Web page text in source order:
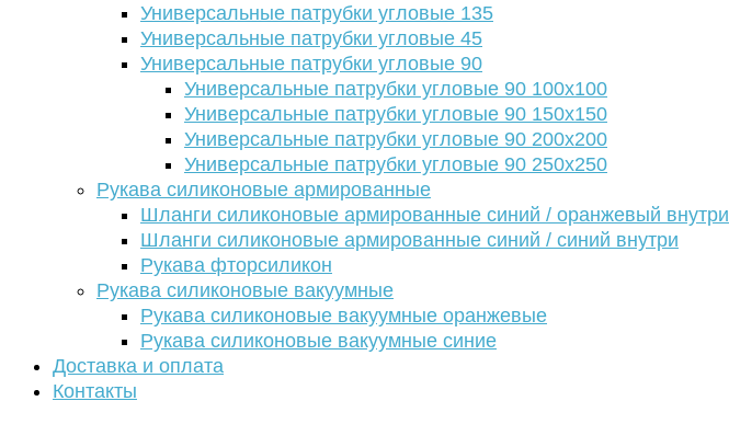
Универсальные патрубки угловые 135
Универсальные патрубки угловые 45
Универсальные патрубки угловые 90
Универсальные патрубки угловые 90 100х100
Универсальные патрубки угловые 90 150х150
Универсальные патрубки угловые 90 200х200
Универсальные патрубки угловые 90 250х250
Рукава силиконовые армированные
Шланги силиконовые армированные синий / оранжевый внутри
Шланги силиконовые армированные синий / синий внутри
Рукава фторсиликон
Рукава силиконовые вакуумные
Рукава силиконовые вакуумные оранжевые
Рукава силиконовые вакуумные синие
Доставка и оплата
Контакты